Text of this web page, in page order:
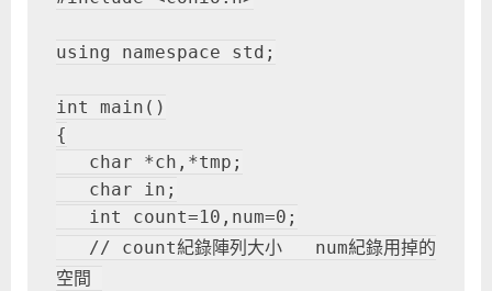
using namespace std;
int main()
{
   char *ch,*tmp;
   char in;
   int count=10,num=0;
空間